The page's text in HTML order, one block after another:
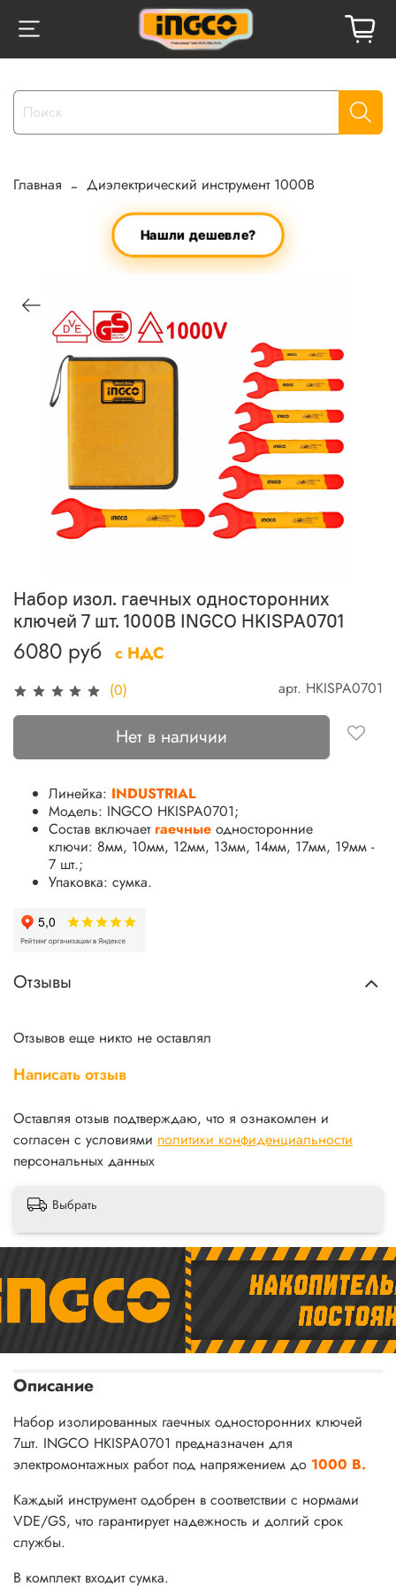
Главная Диэлектрический инструмент 1000В
Нашли дешевле?
(0) арт. HKISPA0701
Набор изол. гаечных односторонних
ключей 7 шт. 1000В INGCO HKISPA0701
6080 руб с НДС
Нет в наличии
Линейка: INDUSTRIAL
Модель: INGCO HKISPA0701;
Состав включает гаечные односторонние
ключи: 8мм, 10мм, 12мм, 13мм, 14мм, 17мм, 19мм -
7 шт.;
Упаковка: сумка.
Отзывы
Отзывов еще никто не оставлял
Написать отзыв
Оставляя отзыв подтверждаю, что я ознакомлен и
согласен с условиями политики конфиденциальности
персональных данных
Выбрать
Описание
Набор изолированных гаечных односторонних ключей
7шт. INGCO HKISPA0701 предназначен для
электромонтажных работ под напряжением до 1000 В.
Каждый инструмент одобрен в соответствии с нормами
VDE/GS, что гарантирует надежность и долгий срок
службы.
В комплект входит сумка.